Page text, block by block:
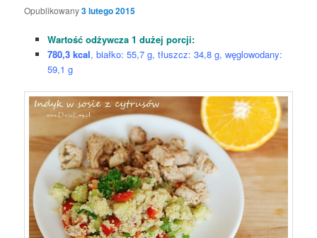
Opublikowany3 lutego 2015
Wartość odżywcza 1 dużej porcji:
780,3 kcal, białko: 55,7 g, tłuszcz: 34,8 g, węglowodany:
59,1 g